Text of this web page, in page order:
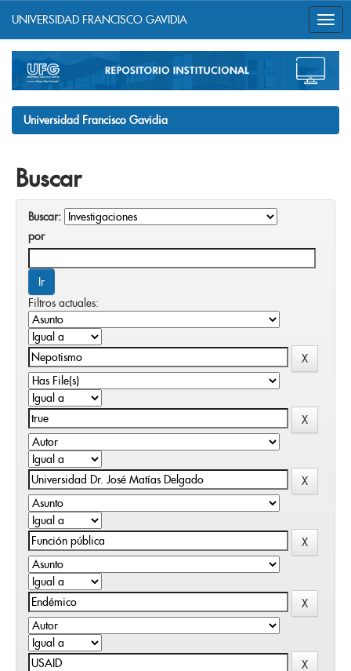
navigation
UNIVERSIDAD FRANCISCO GAVIDIA
Universidad Francisco Gavidia
Buscar
Buscar:
por
Filtros actuales: